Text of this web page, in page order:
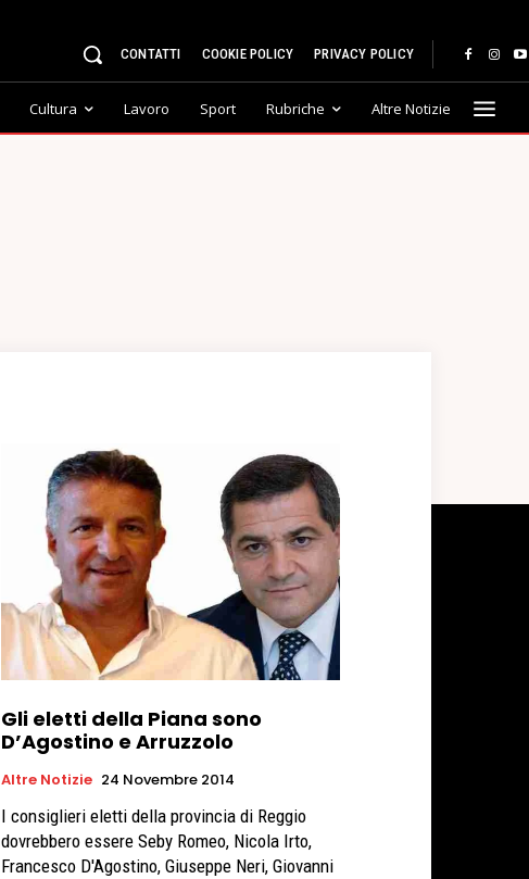
CONTATTI COOKIE POLICY PRIVACY POLICY
Cultura Lavoro Sport Rubriche Altre Notizie
Gli eletti della Piana sono
D’Agostino e Arruzzolo
Altre Notizie 24 Novembre 2014
I consiglieri eletti della provincia di Reggio
dovrebbero essere Seby Romeo, Nicola Irto,
Francesco D'Agostino, Giuseppe Neri, Giovanni